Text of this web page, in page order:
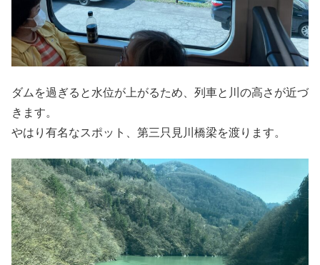
ダムを過ぎると水位が上がるため、列車と川の高さが近づ
きます。
やはり有名なスポット、第三只見川橋梁を渡ります。